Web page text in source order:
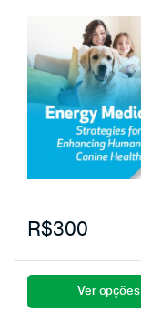
R$300
Ver opções